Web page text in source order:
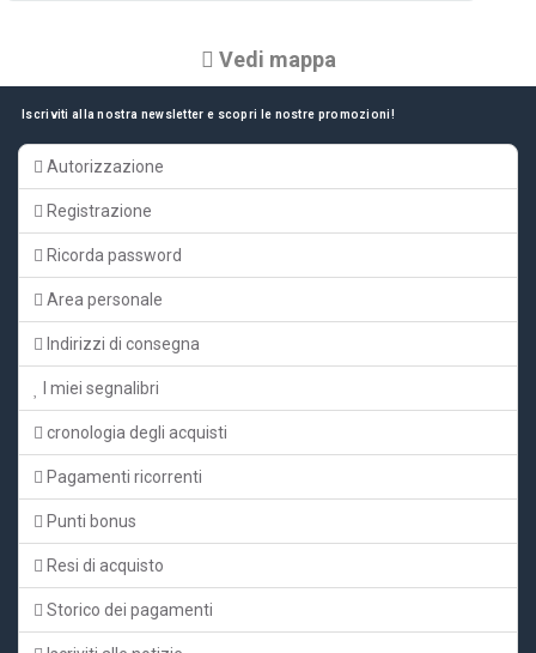
Vedi mappa
Iscriviti alla nostra newsletter e scopri le nostre promozioni!
Autorizzazione
Registrazione
Ricorda password
Area personale
Indirizzi di consegna
I miei segnalibri
cronologia degli acquisti
Pagamenti ricorrenti
Punti bonus
Resi di acquisto
Storico dei pagamenti